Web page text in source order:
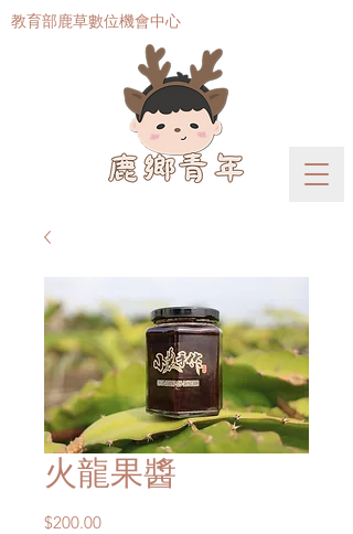
​教育部鹿草數位機會中心
火龍果醬
$200.00Price